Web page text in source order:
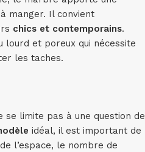
manger. Il convient
chics et contemporains.
lourd et poreux qui nécessite
les taches.
se limite pas à une question de
idéal, il est important de
l’espace, le nombre de